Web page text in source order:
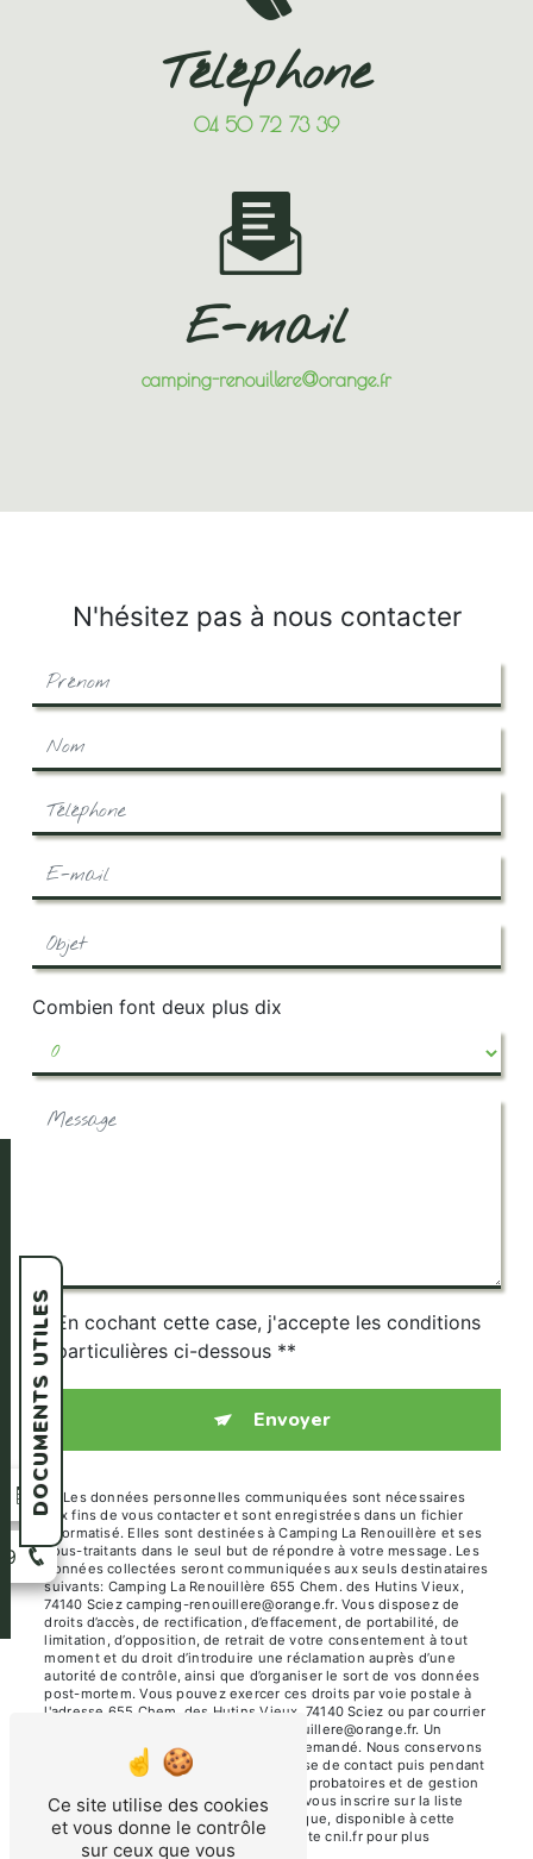
Téléphone
04 50 72 73 39
E-mail
camping-renouillere@orange.fr
N'hésitez pas à nous contacter
Combien font deux plus dix
En cochant cette case, j'accepte les conditions
particulières ci-dessous **
Envoyer
** Les données personnelles communiquées sont nécessaires
aux fins de vous contacter et sont enregistrées dans un fichier
informatisé. Elles sont destinées à Camping La Renouillère et ses
sous-traitants dans le seul but de répondre à votre message. Les
données collectées seront communiquées aux seuls destinataires
suivants: Camping La Renouillère 655 Chem. des Hutins Vieux,
74140 Sciez camping-renouillere@orange.fr. Vous disposez de
droits d’accès, de rectification, d’effacement, de portabilité, de
limitation, d’opposition, de retrait de votre consentement à tout
moment et du droit d’introduire une réclamation auprès d’une
autorité de contrôle, ainsi que d’organiser le sort de vos données
post-mortem. Vous pouvez exercer ces droits par voie postale à
l'adresse 655 Chem. des Hutins Vieux, 74140 Sciez ou par courrier
électronique à l'adresse camping-renouillere@orange.fr. Un
justificatif d'identité pourra vous être demandé. Nous conservons
vos données pendant la période de prise de contact puis pendant
la durée de prescription légale aux fins probatoires et de gestion
des contentieux. Vous avez le droit de vous inscrire sur la liste
d'opposition au démarchage téléphonique, disponible à cette
adresse:Bloctel.gouv.fr. Consultez le site cnil.fr pour plus
d’informations sur vos droits.
DOCUMENTS UTILES
Ce site utilise des cookies
et vous donne le contrôle
sur ceux que vous